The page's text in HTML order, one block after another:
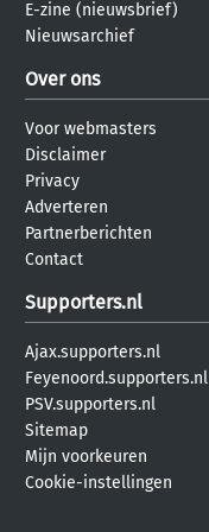
E-zine (nieuwsbrief)
Nieuwsarchief
Over ons
Voor webmasters
Disclaimer
Privacy
Adverteren
Partnerberichten
Contact
Supporters.nl
Ajax.supporters.nl
Feyenoord.supporters.nl
PSV.supporters.nl
Sitemap
Mijn voorkeuren
Cookie-instellingen